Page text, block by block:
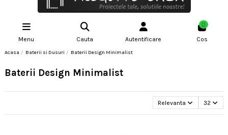
Menu Cauta Autentificare
0
Cos
Acasa Baterii si Dusuri Baterii Design Minimalist
Baterii Design Minimalist
Relevanta 32